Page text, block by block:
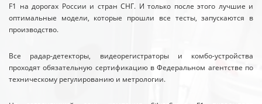
F1 на дорогах России и стран СНГ. И только после этого лучшие и
оптимальные модели, которые прошли все тесты, запускаются в
производство.
Все радар-детекторы, видеорегистраторы и комбо-устройства
проходят обязательную сертификацию в Федеральном агентстве по
техническому регулированию и метрологии.